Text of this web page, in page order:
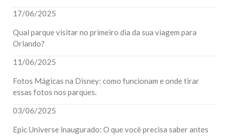
17/06/2025
Qual parque visitar no primeiro dia da sua viagem para
Orlando?
11/06/2025
Fotos Mágicas na Disney: como funcionam e onde tirar
essas fotos nos parques.
03/06/2025
Epic Universe inaugurado: O que você precisa saber antes